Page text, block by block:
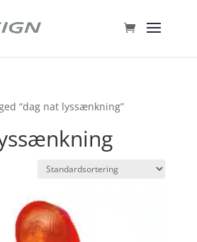
“dag nat lyssænkning”